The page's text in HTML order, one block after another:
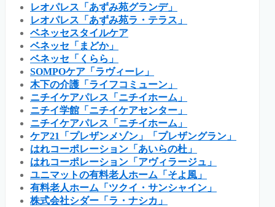
レオパレス「あずみ苑グランデ」
レオパレス「あずみ苑ラ・テラス」
ベネッセスタイルケア
ベネッセ「まどか」
ベネッセ「くらら」
SOMPOケア「ラヴィーレ」
木下の介護「ライフコミューン」
ニチイケアパレス「ニチイホーム」
ニチイ学館「ニチイケアセンター」
ニチイケアパレス「ニチイホーム」
ケア21「プレザンメゾン」「プレザングラン」
はれコーポレーション「あいらの杜」
はれコーポレーション「アヴィラージュ」
ユニマットの有料老人ホーム「そよ風」
有料老人ホーム「ツクイ・サンシャイン」
株式会社シダー「ラ・ナシカ」